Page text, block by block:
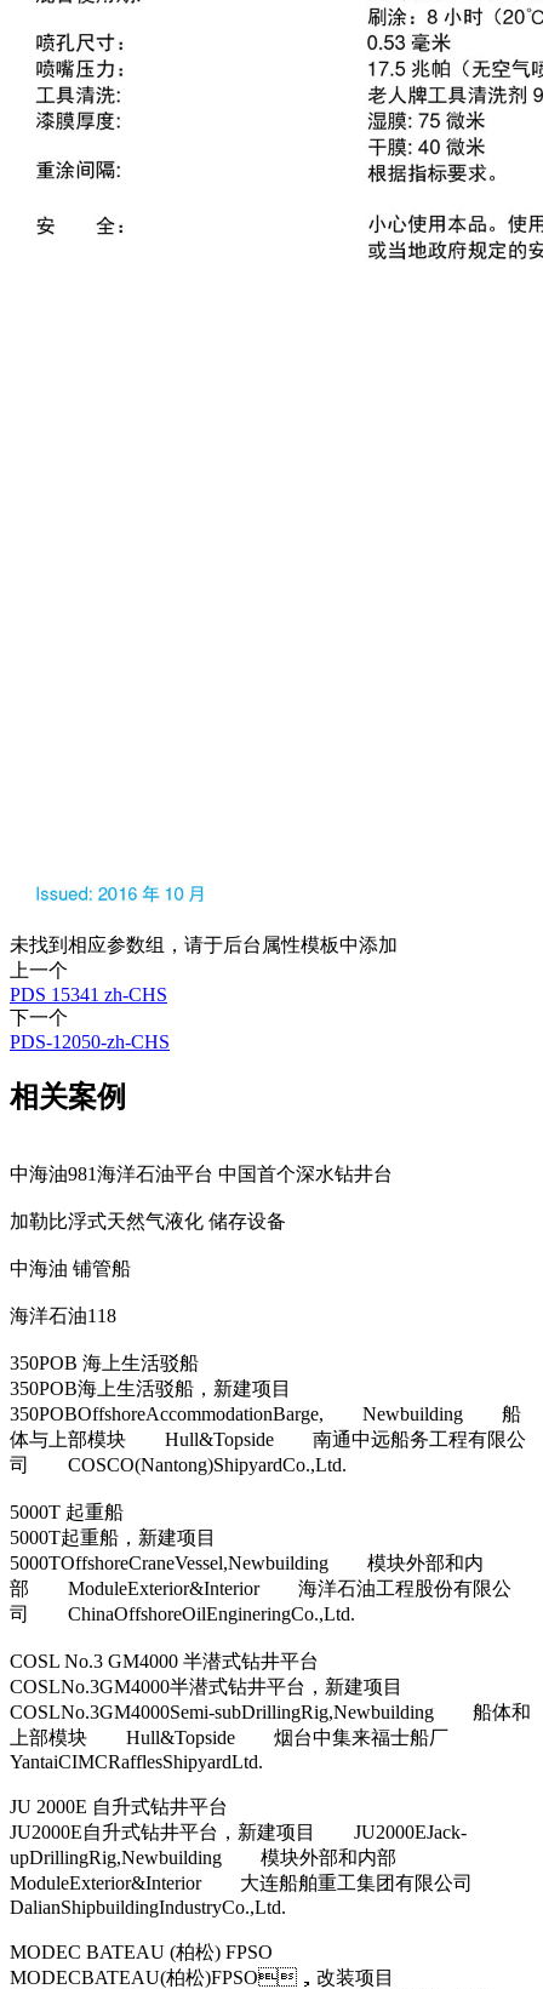
未找到相应参数组，请于后台属性模板中添加
上一个
PDS 15341 zh-CHS
下一个
PDS-12050-zh-CHS
相关案例
中海油981海洋石油平台 中国首个深水钻井台
加勒比浮式天然气液化 储存设备
中海油 铺管船
海洋石油118
350POB 海上生活驳船
350POB海上生活驳船，新建项目
350POBOffshoreAccommodationBarge, Newbuilding 船
体与上部模块 Hull&Topside 南通中远船务工程有限公
司 COSCO(Nantong)ShipyardCo.,Ltd.
5000T 起重船
5000T起重船，新建项目
5000TOffshoreCraneVessel,Newbuilding 模块外部和内
部 ModuleExterior&Interior 海洋石油工程股份有限公
司 ChinaOffshoreOilEngineringCo.,Ltd.
COSL No.3 GM4000 半潜式钻井平台
COSLNo.3GM4000半潜式钻井平台，新建项目
COSLNo.3GM4000Semi-subDrillingRig,Newbuilding 船体和
上部模块 Hull&Topside 烟台中集来福士船厂
YantaiCIMCRafflesShipyardLtd.
JU 2000E 自升式钻井平台
JU2000E自升式钻井平台，新建项目 JU2000EJack-
upDrillingRig,Newbuilding 模块外部和内部
ModuleExterior&Interior 大连船舶重工集团有限公司
DalianShipbuildingIndustryCo.,Ltd.
MODEC BATEAU (柏松) FPSO
MODECBATEAU(柏松)FPSO，改装项目